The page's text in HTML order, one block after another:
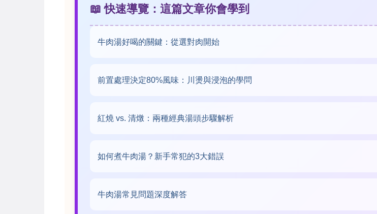
📖 快速導覽：這篇文章你會學到
牛肉湯好喝的關鍵：從選對肉開始
前置處理決定80%風味：川燙與浸泡的學問
紅燒 vs. 清燉：兩種經典湯頭步驟解析
如何煮牛肉湯？新手常犯的3大錯誤
牛肉湯常見問題深度解答